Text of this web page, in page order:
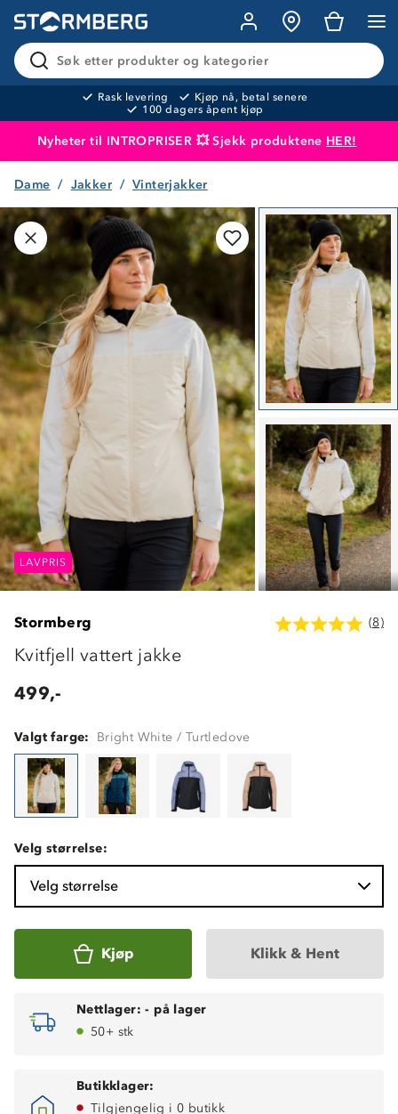
Søk etter produkter og kategorier
Rask levering
Kjøp nå, betal senere
100 dagers åpent kjøp
Nyheter til INTROPRISER 💥 Sjekk produktene HER!
Produktet er lagt i handlekurven
Dame Jakker Vinterjakker
LAVPRIS LAVPRIS
LAVPRIS
Stormberg (8)
Kvitfjell vattert jakke
499,-
Valgt farge: Bright White / Turtledove
Velg størrelse:
Velg størrelse
Kjøp Klikk & Hent
Nettlager: - på lager
50+ stk
Butikklager:
Tilgjengelig i 0 butikk